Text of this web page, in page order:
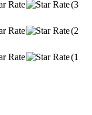
(3
(2
(1